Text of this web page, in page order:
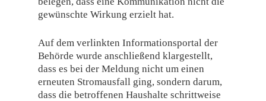
gewünschte Wirkung erzielt hat.
Auf dem verlinkten Informationsportal der
Behörde wurde anschließend klargestellt,
dass es bei der Meldung nicht um einen
erneuten Stromausfall ging, sondern darum,
dass die betroffenen Haushalte schrittweise